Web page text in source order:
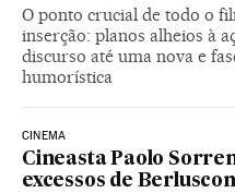
O ponto crucial de todo o
inserção: planos alheios à
discurso até uma nova e
humorística
CINEMA
Cineasta Paolo
excessos de